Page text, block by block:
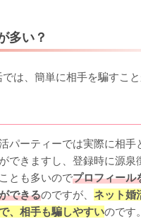
多い？
は、簡単に相手を騙すこ
パーティーでは実際に相手
できますし、登録時に源泉
とも多いのでプロフィール
できるのですが、 ネット婚
、相手も騙しやすいのです。